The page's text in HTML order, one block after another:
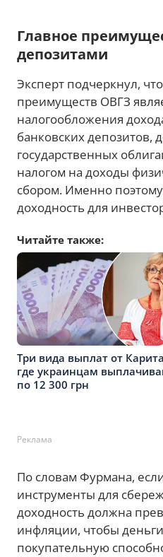
Главное
депозитами
Эксперт подчеркнул,
преимуществ ОВГЗ
налогообложения
банковских депозитов,
государственных
налогом на доходы
сбором. Именно
доходность для
Читайте также:
Три вида выплат от
где украинцам
по 12 300 грн
Реклама
По словам Фурмана,
инструменты для
доходность должна
инфляции, чтобы
покупательную